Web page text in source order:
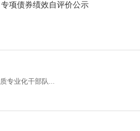
项债券绩效自评价公示
专业化干部队...